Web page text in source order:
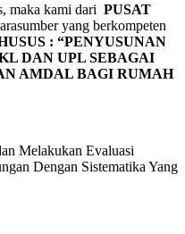
maka kami dari PUSAT
yang berkompeten
: “PENYUSUNAN
DAN UPL SEBAGAI
AMDAL BAGI RUMAH
Melakukan Evaluasi
Dengan Sistematika Yang